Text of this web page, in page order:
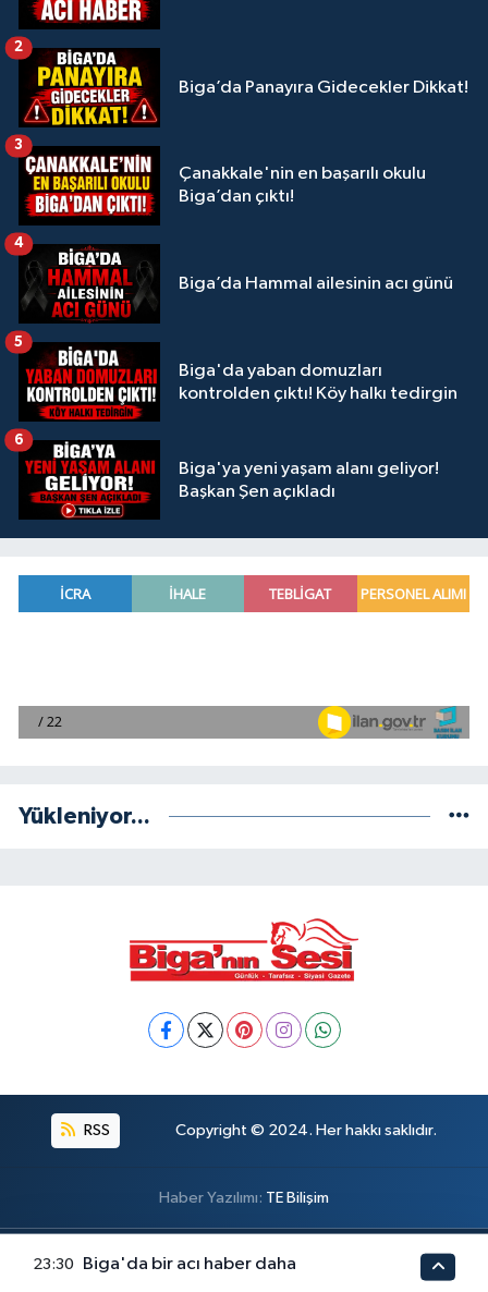
Biga’da Panayıra Gidecekler Dikkat!
2
Çanakkale'nin en başarılı okulu
Biga’dan çıktı!
3
Biga’da Hammal ailesinin acı günü
4
Biga'da yaban domuzları
kontrolden çıktı! Köy halkı tedirgin
5
Biga'ya yeni yaşam alanı geliyor!
Başkan Şen açıkladı
6
Yükleniyor...
RSS Copyright © 2024. Her hakkı saklıdır.
Haber Yazılımı: TE Bilişim
23:30 Biga'da bir acı haber daha